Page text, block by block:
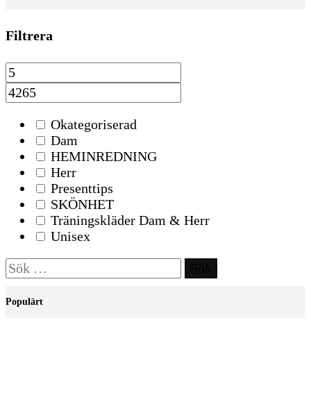
Filtrera
Okategoriserad
Dam
HEMINREDNING
Herr
Presenttips
SKÖNHET
Träningskläder Dam & Herr
Unisex
Sök
efter:
Populärt